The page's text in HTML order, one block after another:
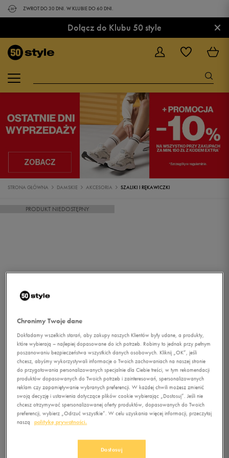
ZWROT DO 30 DNI. W KLUBIE DO 60 DNI.
Dołącz do Klubu 50 style ×
STRONA GŁÓWNA DAMSKIE AKCESORIA SZALIKI I RĘKAWICZKI
PRODUKT NIEDOSTĘPNY
Chronimy Twoje dane
Dokładamy wszelkich starań, aby zakupy naszych Klientów były udane, a produkty,
które wybierają – najlepiej dopasowane do ich potrzeb. Robimy to jednak przy pełnym
poszanowaniu bezpieczeństwa wszystkich danych osobowych. Kliknij „OK”, jeśli
chcesz, abyśmy wykorzystywali informacje o Twoich zachowaniach na naszej stronie
do przygotowania personalizowanych specjalnie dla Ciebie treści, w tym rekomendacji
produktów dopasowanych do Twoich potrzeb i zainteresowań, spersonalizowanych
reklam czy zapamiętywanie wybranych preferencji. W każdej chwili możesz zmienić
swoją decyzję i ustawienia dotyczące plików cookie wybierając „Dostosuj”. Jeśli nie
chcesz otrzymywać spersonalizowanej oferty produktów, dopasowanych do Twoich
preferencji, wybierz „Odrzuć wszystkie”. W celu uzyskania więcej informacji, przeczytaj
naszą
politykę prywatności.
Dostosuj